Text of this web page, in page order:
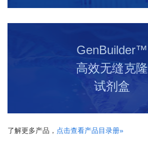
GenBuilder™
高效无缝克隆
试剂盒
了解更多产品， 点击查看产品目录册»